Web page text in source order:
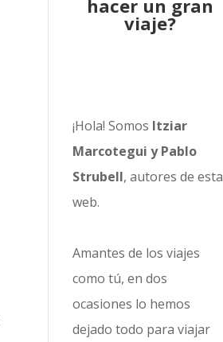
hacer un gran
viaje?
¡Hola! Somos Itziar
Marcotegui y Pablo
Strubell, autores de esta
web.
Amantes de los viajes
como tú, en dos
ocasiones lo hemos
dejado todo para viajar